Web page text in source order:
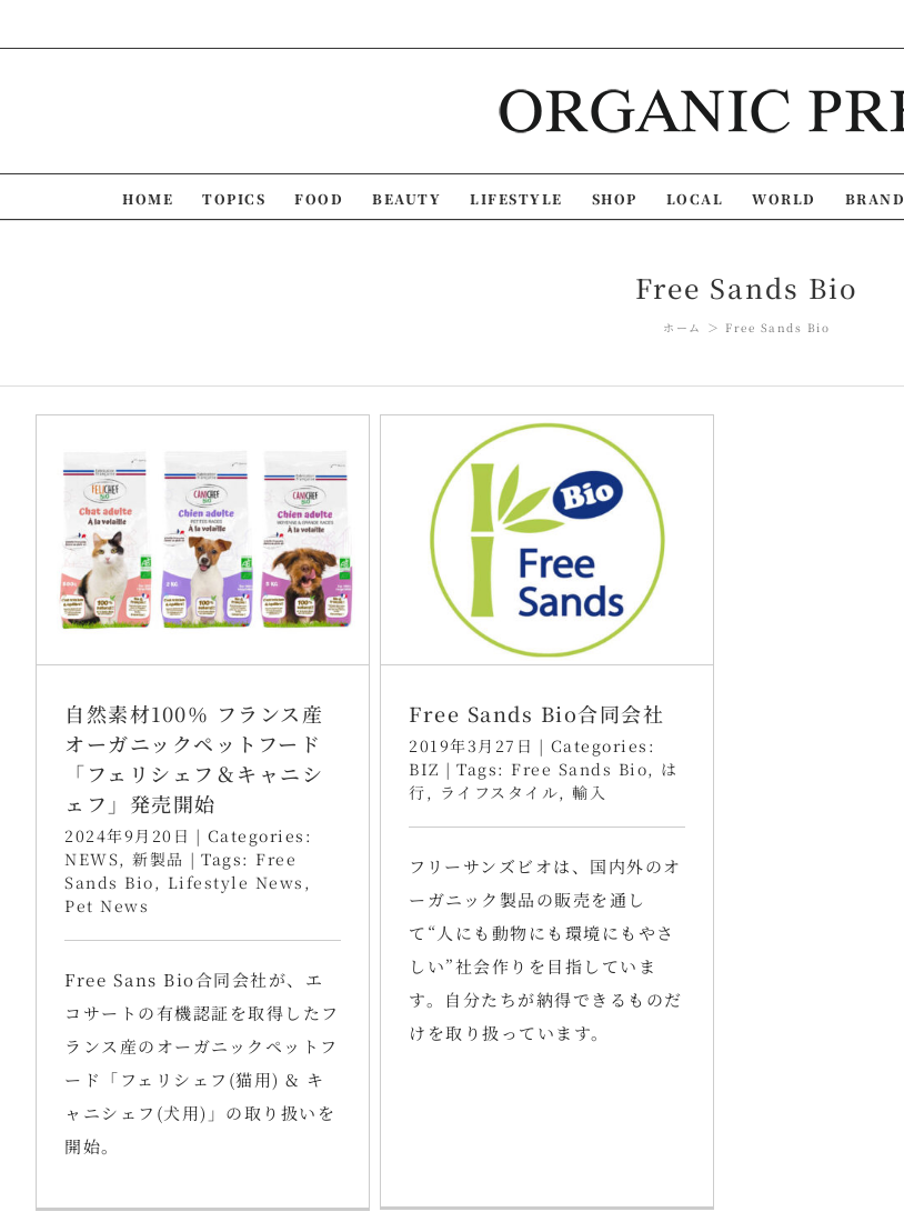
to
HOME TOPICS FOOD BEAUTY LIFESTYLE SHOP LOCAL WORLD BRAND
Free Sands Bio
ホーム Free Sands Bio
自然素材100％ フランス産
オーガニックペットフード
「フェリシェフ＆キャニシ
ェフ」発売開始
2024年9月20日 | Categories:
NEWS, 新製品 | Tags: Free
Sands Bio , Lifestyle News ,
Pet News
Free Sans Bio合同会社が、エ
コサートの有機認証を取得したフ
ランス産のオーガニックペットフ
ード「フェリシェフ(猫用) & キ
ャニシェフ(犬用)」の取り扱いを
開始。
Free Sands Bio合同会社
2019年3月27日 | Categories:
BIZ | Tags: Free Sands Bio, は
行 , ライフスタイル, 輸入
フリーサンズビオは、国内外のオ
ーガニック製品の販売を通し
て“人にも動物にも環境にもやさ
しい”社会作りを目指していま
す。自分たちが納得できるものだ
けを取り扱っています。